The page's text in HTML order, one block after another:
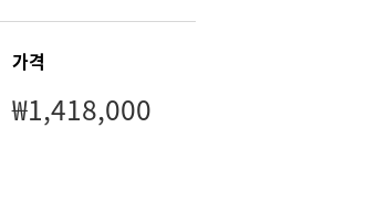
가격
₩1,418,000